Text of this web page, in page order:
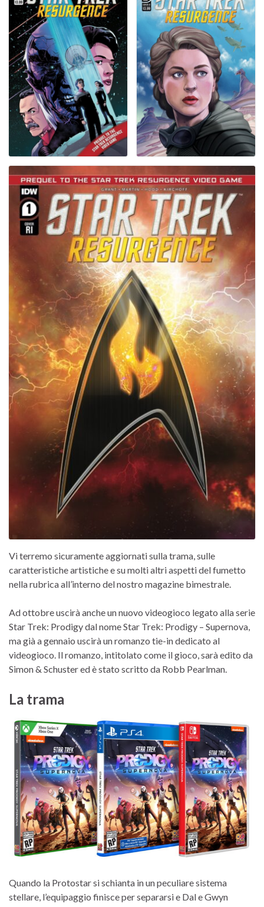
Vi terremo sicuramente aggiornati sulla trama, sulle
caratteristiche artistiche e su molti altri aspetti del fumetto
nella rubrica all’interno del nostro magazine bimestrale.
Ad ottobre uscirà anche un nuovo videogioco legato alla serie
Star Trek: Prodigy dal nome Star Trek: Prodigy – Supernova,
ma già a gennaio uscirà un romanzo tie-in dedicato al
videogioco. Il romanzo, intitolato come il gioco, sarà edito da
Simon & Schuster ed è stato scritto da Robb Pearlman.
La trama
Quando la Protostar si schianta in un peculiare sistema
stellare, l’equipaggio finisce per separarsi e Dal e Gwyn